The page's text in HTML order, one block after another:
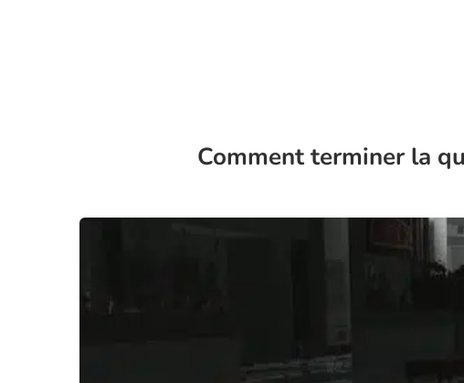
Comment terminer la